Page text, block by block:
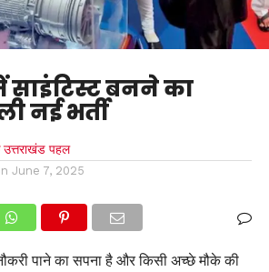
बनने का
नई भर्ती
पहल
June 7, 2025
पाने का सपना है और किसी अच्छे मौके की